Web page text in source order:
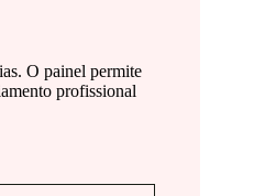
O painel permite
profissional